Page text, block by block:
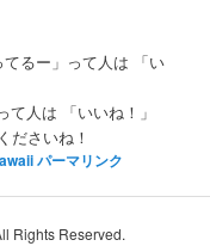
るー」って人は 「い
て人は 「いいね！」
ださいね！
パーマリンク
Rights Reserved.